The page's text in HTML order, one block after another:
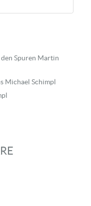
Spuren Martin
Michael Schimpl